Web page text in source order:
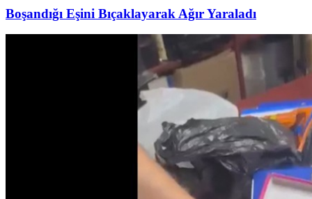
Boşandığı Eşini Bıçaklayarak Ağır Yaraladı